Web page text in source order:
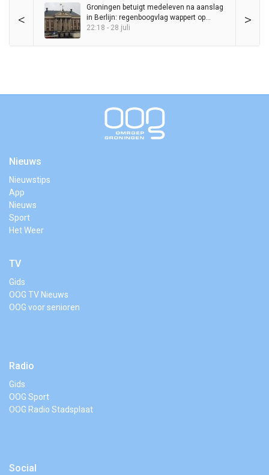
< >
Groningen betuigt medeleven na aanslag
in Berlijn: regenboogvlag wappert op
Stadhuis
22:18 - 28 juli
Nieuws
Nieuwstips
App
Nieuws
Sport
Het Weer
TV
Gids
OOG TV Nieuws
OOG voor senioren
Radio
Gids
OOG Sport
OOG Radio Stadsplaat
Social